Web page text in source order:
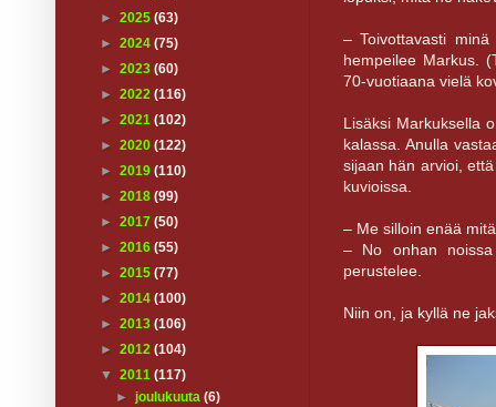
– Toivottavasti
hempeilee Markus.
70-vuotiaana vielä
Lisäksi Markuksella
kalassa. Anulla
sijaan hän arvioi,
kuvioissa.
– Me silloin enää
– No onhan noissa
perustelee.
Niin on, ja kyllä ne
► 2025 (63)
► 2024 (75)
► 2023 (60)
► 2022 (116)
► 2021 (102)
► 2020 (122)
► 2019 (110)
► 2018 (99)
► 2017 (50)
► 2016 (55)
► 2015 (77)
► 2014 (100)
► 2013 (106)
► 2012 (104)
▼ 2011 (117)
►joulukuuta(6)